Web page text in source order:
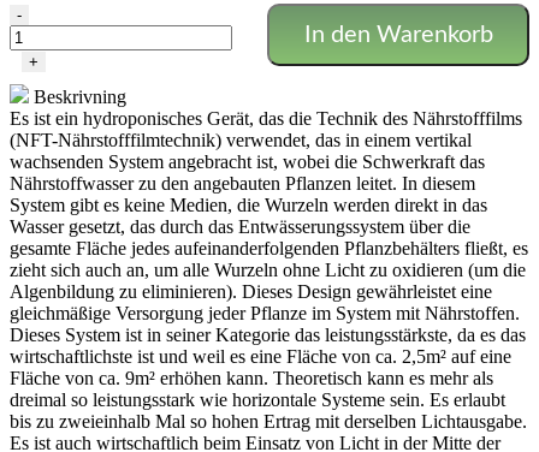
VERTIKALES
HYDROPONISCHES
SYSTEM
FÜNF
WÄNDE
GROSS
-
5SV
Menge
-
+
In den Warenkorb
Beskrivning
Es ist ein hydroponisches Gerät, das die Technik des Nährstofffilms
(NFT-Nährstofffilmtechnik) verwendet, das in einem vertikal
wachsenden System angebracht ist, wobei die Schwerkraft das
Nährstoffwasser zu den angebauten Pflanzen leitet. In diesem
System gibt es keine Medien, die Wurzeln werden direkt in das
Wasser gesetzt, das durch das Entwässerungssystem über die
gesamte Fläche jedes aufeinanderfolgenden Pflanzbehälters fließt, es
zieht sich auch an, um alle Wurzeln ohne Licht zu oxidieren (um die
Algenbildung zu eliminieren). Dieses Design gewährleistet eine
gleichmäßige Versorgung jeder Pflanze im System mit Nährstoffen.
Dieses System ist in seiner Kategorie das leistungsstärkste, da es das
wirtschaftlichste ist und weil es eine Fläche von ca. 2,5m² auf eine
Fläche von ca. 9m² erhöhen kann. Theoretisch kann es mehr als
dreimal so leistungsstark wie horizontale Systeme sein. Es erlaubt
bis zu zweieinhalb Mal so hohen Ertrag mit derselben Lichtausgabe.
Es ist auch wirtschaftlich beim Einsatz von Licht in der Mitte der